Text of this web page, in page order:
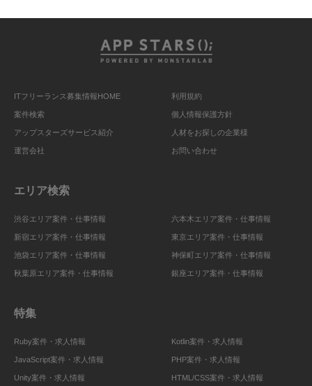
ITフリーランス募集情報HOME
案件検索
アップスターズサービス紹介
運営会社
利用規約
個人情報保護方針
人材をお探しの企業様
お問い合わせ
エリア検索
渋谷エリア案件・仕事情報
新宿エリア案件・仕事情報
池袋エリア案件・仕事情報
秋葉原エリア案件・仕事情報
六本木エリア案件・仕事情報
東京エリア案件・仕事情報
神保町エリア案件・仕事情報
銀座エリア案件・仕事情報
特集
Ruby案件・求人情報
JavaScript案件・求人情報
Unity案件・求人情報
Kotlin案件・求人情報
PHP案件・求人情報
HTML/CSS案件・求人情報